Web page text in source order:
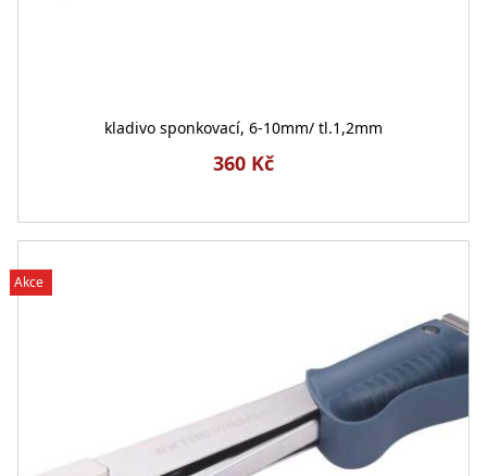
kladivo sponkovací, 6-10mm/ tl.1,2mm
360 Kč
Akce